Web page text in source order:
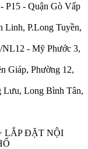
P15 - Quận Gò Vấp
Linh, P.Long Tuyền,
- Mỹ Phước 3,
Giáp, Phường 12,
Lưu, Long Bình Tân,
LẮP ĐẶT NỘI